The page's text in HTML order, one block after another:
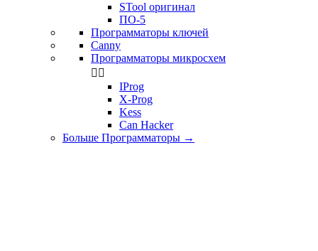
STool оригинал
ПО-5
Программаторы ключей
Canny
Программаторы микросхем
 
IProg
X-Prog
Kess
Can Hacker
Больше Программаторы →